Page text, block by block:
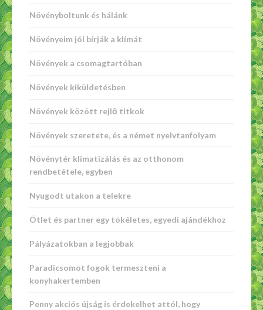
Növényboltunk és hálánk
Növényeim jól bírják a klímát
Növények a csomagtartóban
Növények kiküldetésben
Növények között rejlő titkok
Növények szeretete, és a német nyelvtanfolyam
Növénytér klimatizálás és az otthonom
rendbetétele, egyben
Nyugodt utakon a telekre
Ötlet és partner egy tökéletes, egyedi ajándékhoz
Pályázatokban a legjobbak
Paradicsomot fogok termeszteni a
konyhakertemben
Penny akciós újság is érdekelhet attól, hogy